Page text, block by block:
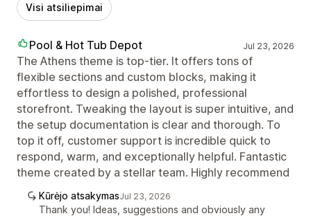
Visi atsiliepimai
Pool & Hot Tub Depot Jul 23, 2026
The Athens theme is top-tier. It offers tons of
flexible sections and custom blocks, making it
effortless to design a polished, professional
storefront. Tweaking the layout is super intuitive, and
the setup documentation is clear and thorough. To
top it off, customer support is incredible quick to
respond, warm, and exceptionally helpful. Fantastic
theme created by a stellar team. Highly recommend
Kūrėjo atsakymasJul 23, 2026
Thank you! Ideas, suggestions and obviously any